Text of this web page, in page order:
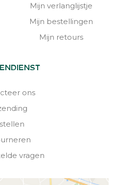
Mijn verlanglijstje
Mijn bestellingen
Mijn retours
ons
vragen